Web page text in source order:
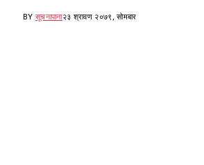
BY सूचनापाना२३ श्रावण २०७९, सोमबार